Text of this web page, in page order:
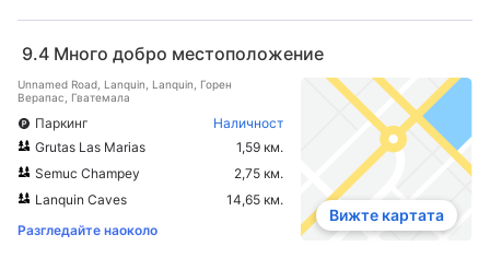
9.4 Много добро местоположение
Unnamed Road, Lanquin, Lanquin, Горен
Верапас, Гватемала
Паркинг
Наличност
Grutas Las Marias
1,59 км.
Semuc Champey
2,75 км.
Lanquin Caves
14,65 км.
Разгледайте наоколо
Вижте картата